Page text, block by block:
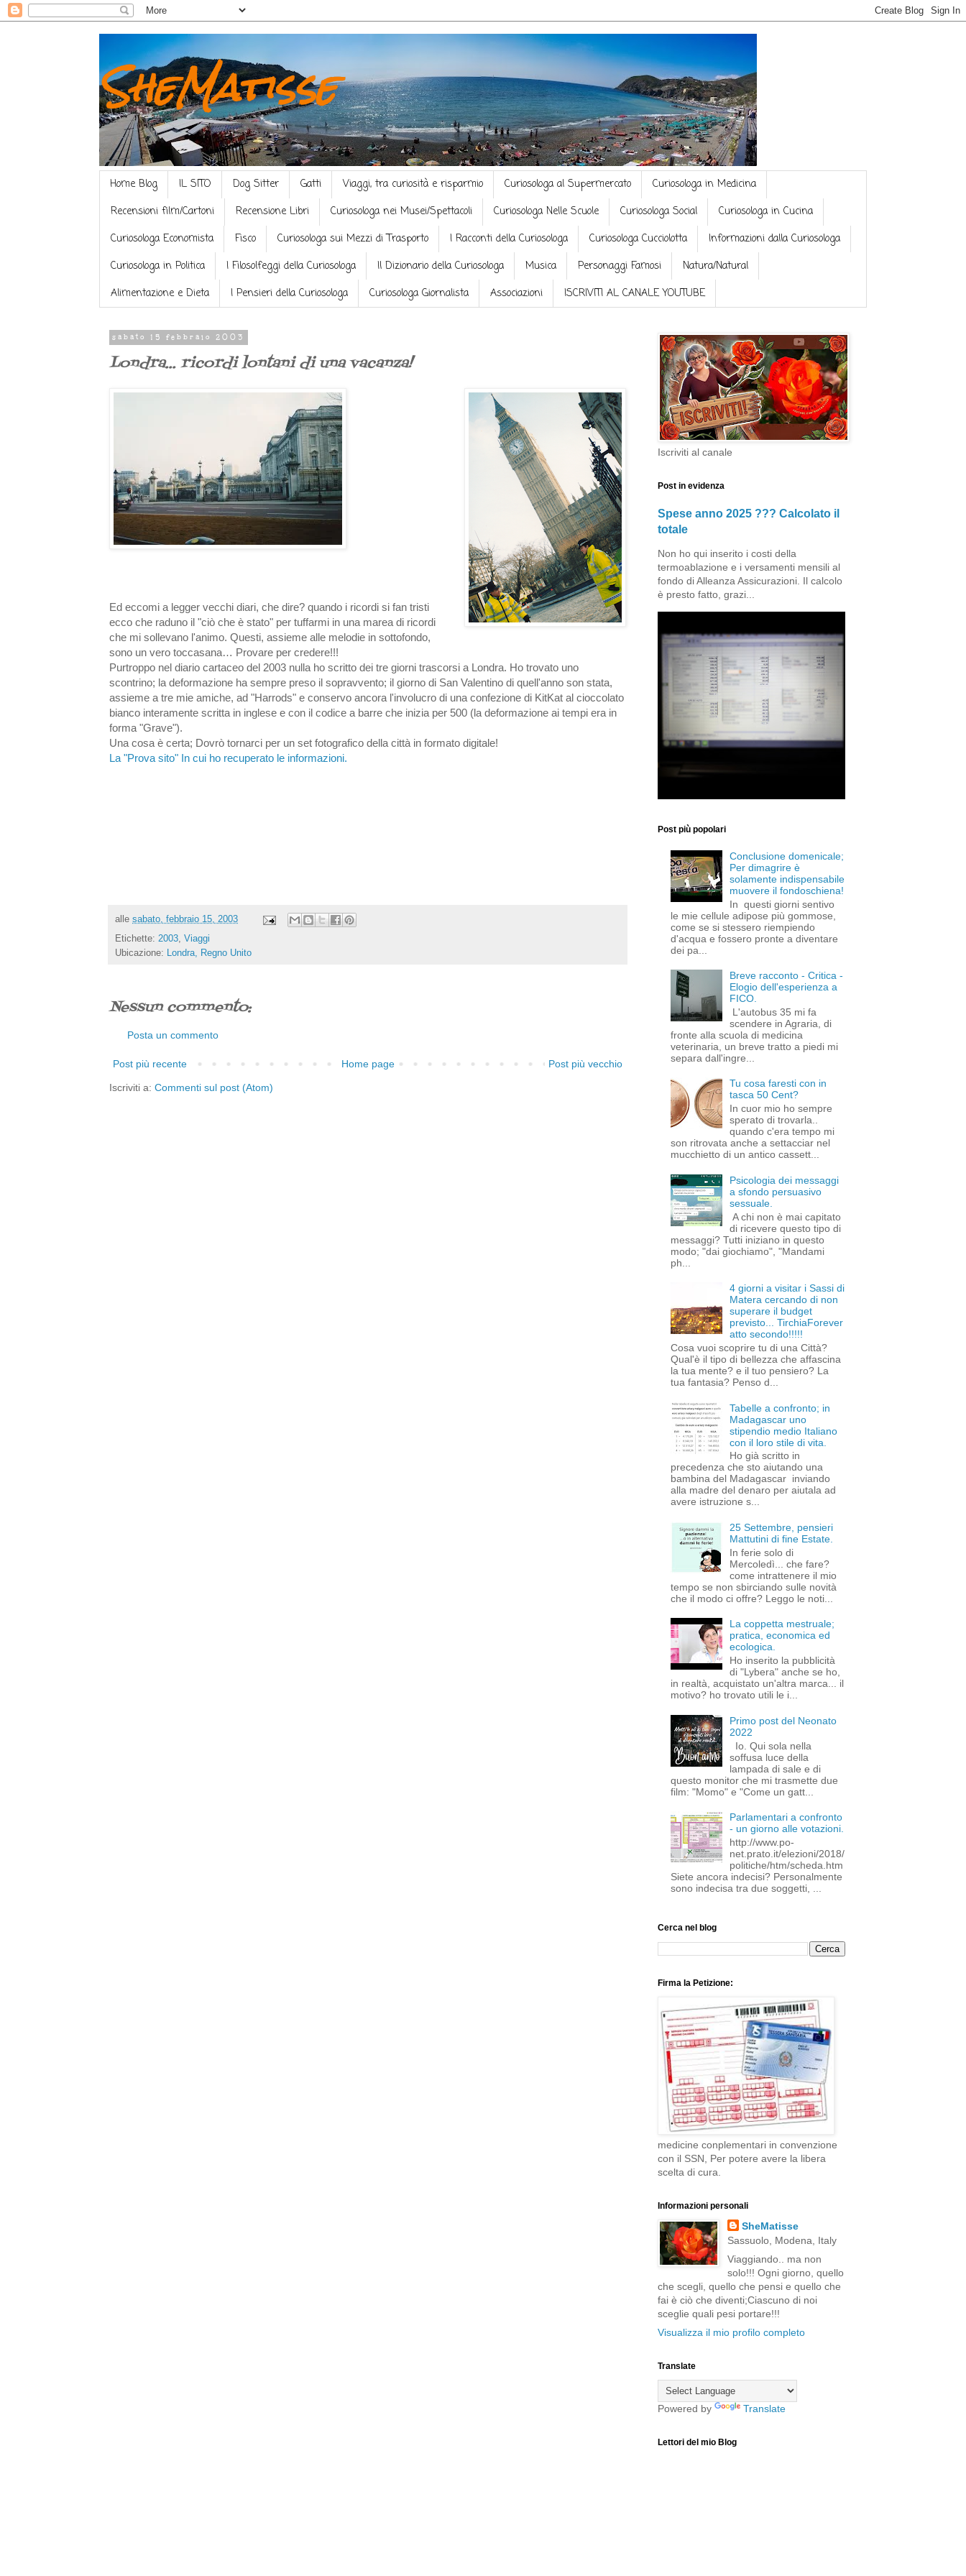
SheMatisse
Home Blog IL SITO Dog Sitter Gatti Viaggi, tra curiosità e risparmio Curiosologa al Supermercato
Curiosologa in Medicina
Recensioni film/Cartoni
Recensione Libri Curiosologa nei Musei/Spettacoli Curiosologa Nelle Scuole Curiosologa Social
Curiosologa in Cucina
Curiosologa Economista
Fisco Curiosologa sui Mezzi di Trasporto I Racconti della Curiosologa Curiosologa Cucciolotta
Informazioni dalla Curiosologa
Curiosologa in Politica
I Filosolfeggi della Curiosologa Il Dizionario della Curiosologa Musica Personaggi Famosi
Natura/Natural
Alimentazione e Dieta
I Pensieri della Curiosologa Curiosologa Giornalista Associazioni ISCRIVITI AL CANALE YOUTUBE
sabato 15 febbraio 2003
Londra... ricordi lontani di una vacanza!
Ed eccomi a legger vecchi diari, che dire? quando i ricordi si fan tristi
ecco che raduno il "ciò che è stato" per tuffarmi in una marea di ricordi
che mi sollevano l'animo. Questi, assieme alle melodie in sottofondo,
sono un vero toccasana… Provare per credere!!!
Purtroppo nel diario cartaceo del 2003 nulla ho scritto dei tre giorni trascorsi a Londra. Ho trovato uno
scontrino; la deformazione ha sempre preso il sopravvento; il giorno di San Valentino di quell'anno son stata,
assieme a tre mie amiche, ad "Harrods" e conservo ancora l'involucro di una confezione di KitKat al cioccolato
bianco interamente scritta in inglese e con il codice a barre che inizia per 500 (la deformazione ai tempi era in
forma "Grave").
Una cosa è certa; Dovrò tornarci per un set fotografico della città in formato digitale!
La "Prova sito" In cui ho recuperato le informazioni.
alle sabato, febbraio 15, 2003
Etichette: 2003, Viaggi
Ubicazione: Londra, Regno Unito
Nessun commento:
Posta un commento
Post più recente Post più vecchio
Home page
Iscriviti a: Commenti sul post (Atom)
Iscriviti al canale
Post in evidenza
Spese anno 2025 ??? Calcolato il
totale
Non ho qui inserito i costi della
termoablazione e i versamenti mensili al
fondo di Alleanza Assicurazioni. Il calcolo
è presto fatto, grazi...
Post più popolari
Conclusione domenicale;
Per dimagrire è
solamente indispensabile
muovere il fondoschiena!
In questi giorni sentivo
le mie cellule adipose più gommose,
come se si stessero riempiendo
d'acqua e fossero pronte a diventare
dei pa...
Breve racconto - Critica -
Elogio dell'esperienza a
FICO.
L'autobus 35 mi fa
scendere in Agraria, di
fronte alla scuola di medicina
veterinaria, un breve tratto a piedi mi
separa dall'ingre...
Tu cosa faresti con in
tasca 50 Cent?
In cuor mio ho sempre
sperato di trovarla..
quando c'era tempo mi
son ritrovata anche a settacciar nel
mucchietto di un antico cassett...
Psicologia dei messaggi
a sfondo persuasivo
sessuale.
A chi non è mai capitato
di ricevere questo tipo di
messaggi? Tutti iniziano in questo
modo; "dai giochiamo", "Mandami
ph...
4 giorni a visitar i Sassi di
Matera cercando di non
superare il budget
previsto... TirchiaForever
atto secondo!!!!!
Cosa vuoi scoprire tu di una Città?
Qual'è il tipo di bellezza che affascina
la tua mente? e il tuo pensiero? La
tua fantasia? Penso d...
Tabelle a confronto; in
Madagascar uno
stipendio medio Italiano
con il loro stile di vita.
Ho già scritto in
precedenza che sto aiutando una
bambina del Madagascar inviando
alla madre del denaro per aiutala ad
avere istruzione s...
25 Settembre, pensieri
Mattutini di fine Estate.
In ferie solo di
Mercoledì... che fare?
come intrattenere il mio
tempo se non sbirciando sulle novità
che il modo ci offre? Leggo le noti...
La coppetta mestruale;
pratica, economica ed
ecologica.
Ho inserito la pubblicità
di "Lybera" anche se ho,
in realtà, acquistato un'altra marca... il
motivo? ho trovato utili le i...
Primo post del Neonato
2022
Io. Qui sola nella
soffusa luce della
lampada di sale e di
questo monitor che mi trasmette due
film: "Momo" e "Come un gatt...
Parlamentari a confronto
- un giorno alle votazioni.
http://www.po-
net.prato.it/elezioni/2018/
politiche/htm/scheda.htm
Siete ancora indecisi? Personalmente
sono indecisa tra due soggetti, ...
Cerca nel blog
Firma la Petizione:
medicine conplementari in convenzione
con il SSN, Per potere avere la libera
scelta di cura.
Informazioni personali
SheMatisse
Sassuolo, Modena, Italy
Viaggiando.. ma non
solo!!! Ogni giorno, quello
che scegli, quello che pensi e quello che
fai è ciò che diventi;Ciascuno di noi
sceglie quali pesi portare!!!
Visualizza il mio profilo completo
Translate
Powered by Translate
Lettori del mio Blog